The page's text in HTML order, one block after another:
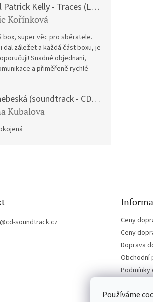
Používáme
Michael Patrick Kelly - Traces (Limited Edition) (Premium Box-Set) (LP)
produktu je 5 z 5 hvězdiček.
Kořínková
box, super věc pro sběratele.
dal záležet a každá část boxu, je
Snadné objednaní,
a přiměřeně rychlé
Láska nebeská (soundtrack - CD) Love Actually
produktu je 5 z 5 hvězdiček.
Kubalova
@cd-soundtrack.cz
Ceny
Ceny
Doprava
Obchodní
Podmínky